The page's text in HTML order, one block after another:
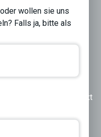
wollen sie uns
Falls ja, bitte als
Next